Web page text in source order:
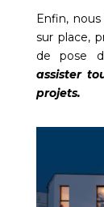
Enfin,
sur place,
de pose
assister
projets.